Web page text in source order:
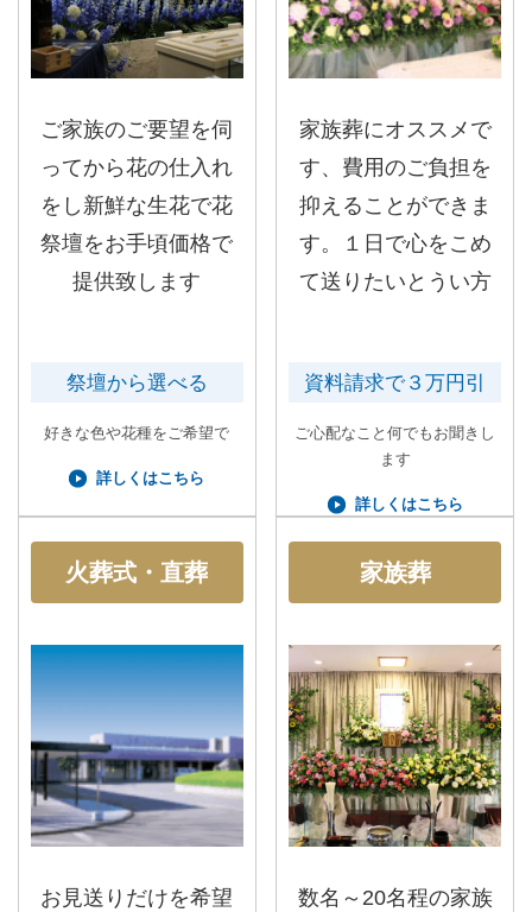
ご家族のご要望を伺
ってから花の仕入れ
をし新鮮な生花で花
祭壇をお手頃価格で
提供致します
祭壇から選べる
好きな色や花種をご希望で
詳しくはこちら
家族葬にオススメで
す、費用のご負担を
抑えることができま
す。１日で心をこめ
て送りたいとうい方
資料請求で３万円引
ご心配なこと何でもお聞きし
ます
詳しくはこちら
火葬式・直葬
お見送りだけを希望
家族葬
数名～20名程の家族